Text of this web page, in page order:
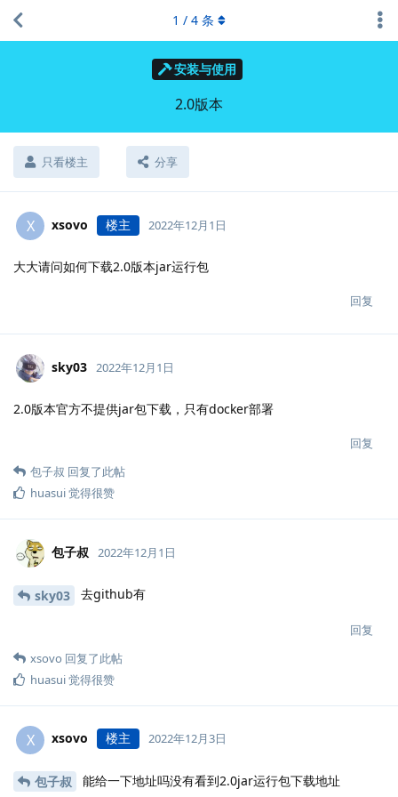
安装与使用
2.0版本
只看楼主 分享
1 / 4 条
X xsovo 楼主 2022年12月1日
大大请问如何下载2.0版本jar运行包
回复
sky03 2022年12月1日
2.0版本官方不提供jar包下载，只有docker部署
回复
包子叔 回复了此帖
huasui觉得很赞
包子叔 2022年12月1日
sky03 去github有
回复
xsovo 回复了此帖
huasui觉得很赞
X xsovo 楼主 2022年12月3日
包子叔 能给一下地址吗没有看到2.0jar运行包下载地址